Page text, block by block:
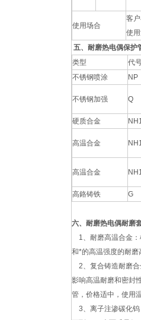
使用场合
客
使
五、耐磨热电偶保护
类型
代
不锈钢喷涂
NP
不锈钢加强 Q
硬质合金
高温合金
高温合金
高鉻铸铁 G
六、耐磨热电偶耐磨
1、耐磨高温合金：
和*的高温强度的耐
2、复合铸造耐磨合
影响高温耐磨和密封
管，价格适中，使用
3、离子注渗碳化钨